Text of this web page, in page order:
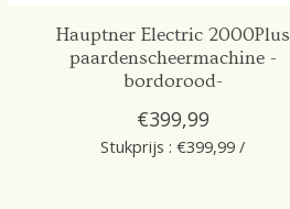
Hauptner Electric 2000Plus
paardenscheermachine -
bordorood-
€399,99
Stukprijs : €399,99 /